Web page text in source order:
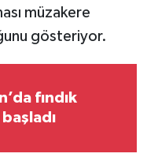
müzakere
gösteriyor.
fındık
başladı